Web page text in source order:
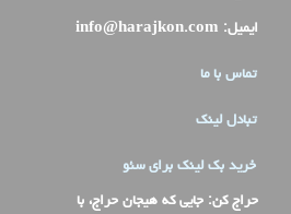
ایمیل: info@harajkon.com
تماس با ما
تبادل لینک
خرید بک لینک برای سئو
حراج کن: جایی که هیجان حراج، با